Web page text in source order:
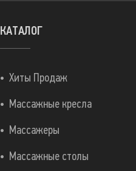
КАТАЛОГ
Хиты Продаж
Массажные кресла
Массажеры
Массажные столы